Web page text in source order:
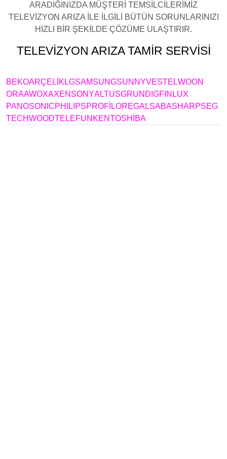
ARADIĞINIZDA MÜŞTERİ TEMSİLCİLERİMİZ
TELEVİZYON ARIZA İLE İLGİLİ BÜTÜN SORUNLARINIZI
HIZLI BİR ŞEKİLDE ÇÖZÜME ULAŞTIRIR.
TELEVİZYON ARIZA TAMİR SERVİSİ
BEKOARÇELİK LGSAMSUNGSUNNYVESTELWOON
ORAAWOXAXEN SONYALTUSGRUNDIGFINLUX
PANOSONICPHILIPSPROFİLOREGALSABASHARPSEG
TECHWOODTELEFUNKENTOSHİBA